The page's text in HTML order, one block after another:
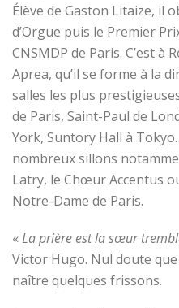
Élève de Gaston Litaize, il
d’Orgue puis le Premier
CNSMDP de Paris. C’est à
Aprea, qu’il se forme à la
salles les plus
de Paris, Saint-Paul de
York, Suntory Hall à
nombreux sillons
Latry, le Chœur Accentus
Notre-Dame de Paris.
«La prière est la sœur
Victor Hugo. Nul doute
naître quelques frissons.